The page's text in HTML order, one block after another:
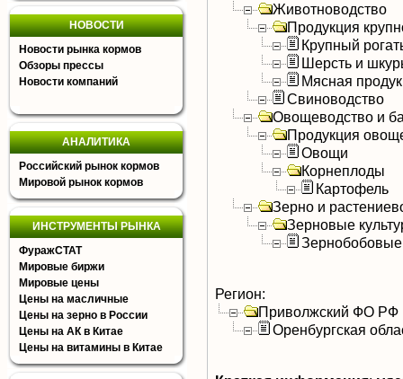
НОВОСТИ
Новости рынка кормов
Обзоры прессы
Новости компаний
АНАЛИТИКА
Российский рынок кормов
Мировой рынок кормов
ИНСТРУМЕНТЫ РЫНКА
ФуражСТАТ
Мировые биржи
Мировые цены
Цены на масличные
Цены на зерно в России
Цены на АК в Китае
Цены на витамины в Китае
Животноводство
Продукция
Крупный
Шерсть и
Мясная
Свиноводство
Овощеводство и
Продукция
Овощи
Корнеплоды
Картофель
Зерно и
Зерновые
Зернобобовые
Регион:
Приволжский ФО РФ
Оренбургская